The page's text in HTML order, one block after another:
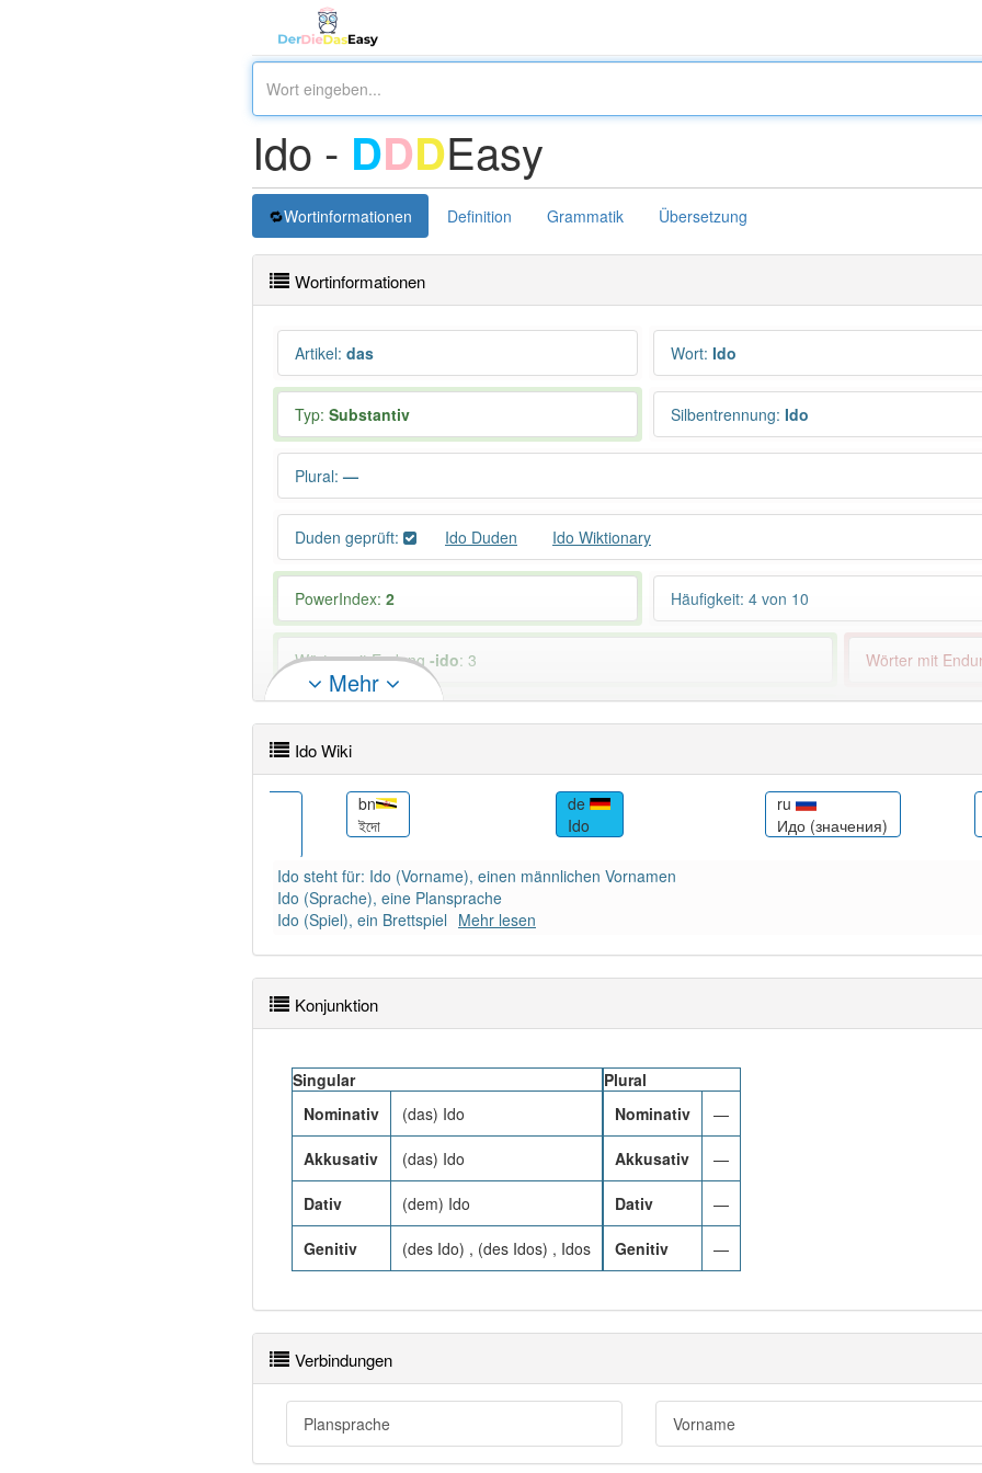
Ido - DDDEasy
Wortinformationen Definition Grammatik Übersetzung
Wortinformationen
Artikel: das Wort: Ido
Typ: Substantiv Silbentrennung: Ido
Plural: —
Duden geprüft: Ido Duden Ido Wiktionary
PowerIndex: 2 Häufigkeit: 4 von 10
Wörter mit Endung -ido: 3 Wörter mit
90% unserer Spielapp-Nutzer haben den Artikel korrekt erraten.
Mehr
Ido Wiki
bn
ইদো
de
Ido
ru
Идо (значения)
Ido steht für: Ido (Vorname), einen männlichen Vornamen
Ido (Sprache), eine Plansprache
Ido (Spiel), ein Brettspiel Mehr lesen
Konjunktion
Singular
Nominativ
(das) Ido
Akkusativ (das) Ido
Dativ (dem) Ido
Genitiv (des Ido) , (des Idos) , Idos
Plural
Nominativ
—
Akkusativ —
Dativ —
Genitiv —
Verbindungen
Plansprache Vorname